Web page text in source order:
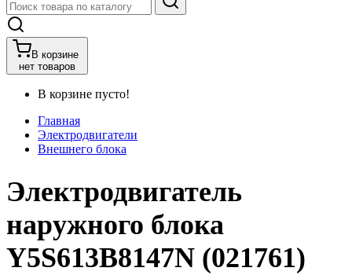
В корзине
нет товаров
В корзине пусто!
Главная
Электродвигатели
Внешнего блока
Электродвигатель
наружного блока
Y5S613B8147N (021761)